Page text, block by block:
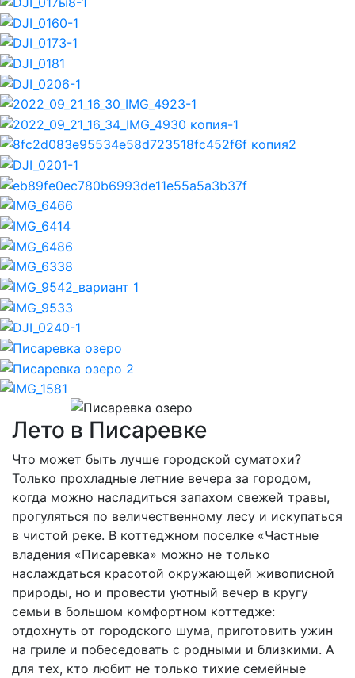
Лето в Писаревке
Что может быть лучше городской суматохи?
Только прохладные летние вечера за городом,
когда можно насладиться запахом свежей травы,
прогуляться по величественному лесу и искупаться
в чистой реке. В коттеджном поселке «Частные
владения «Писаревка» можно не только
наслаждаться красотой окружающей живописной
природы, но и провести уютный вечер в кругу
семьи в большом комфортном коттедже:
отдохнуть от городского шума, приготовить ужин
на гриле и побеседовать с родными и близкими. А
для тех, кто любит не только тихие семейные